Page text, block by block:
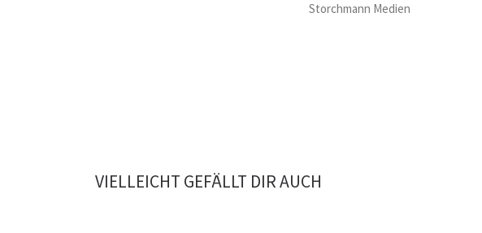
Storchmann Medien
VIELLEICHT GEFÄLLT DIR AUCH